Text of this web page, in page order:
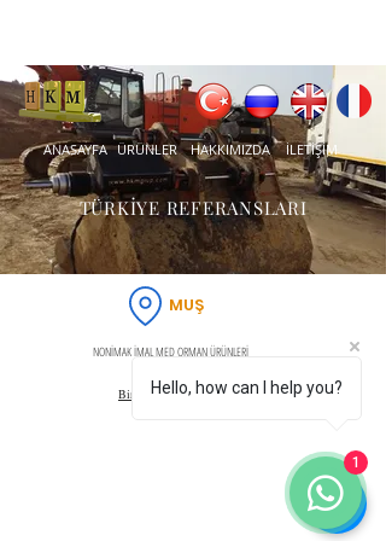
ANASAYFA ÜRÜNLER HAKKIMIZDA İLETİŞİM
TÜRKİYE REFERANSLARI
MUŞ
NONİMAK İMAL MED ORMAN ÜRÜNLERİ
Bir önceki sayfaya dön
Hello, how can I help you?
1